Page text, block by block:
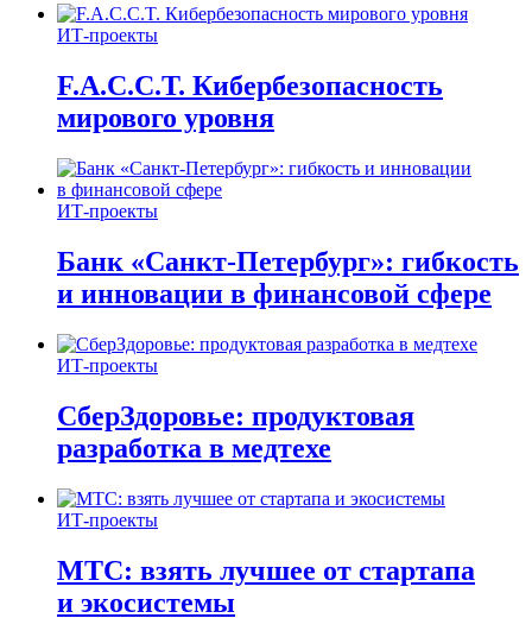
ИТ-проекты
F.A.C.C.T. Кибербезопасность
мирового уровня
ИТ-проекты
Банк «Санкт-Петербург»: гибкость
и инновации в финансовой сфере
ИТ-проекты
СберЗдоровье: продуктовая
разработка в медтехе
ИТ-проекты
МТС: взять лучшее от стартапа
и экосистемы